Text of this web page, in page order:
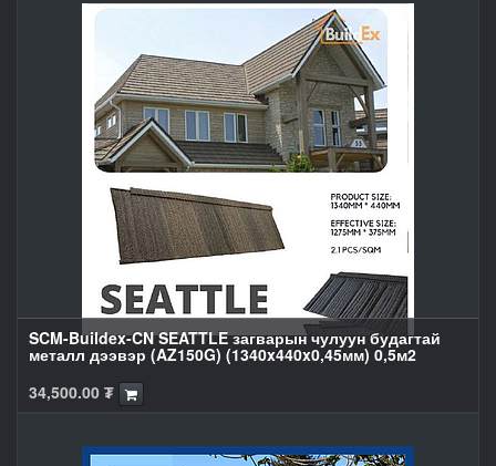
SCM-Buildex-CN SEATTLE загварын чулуун будагтай
металл дээвэр (AZ150G) (1340x440x0,45мм) 0,5м2
34,500.00 ₮